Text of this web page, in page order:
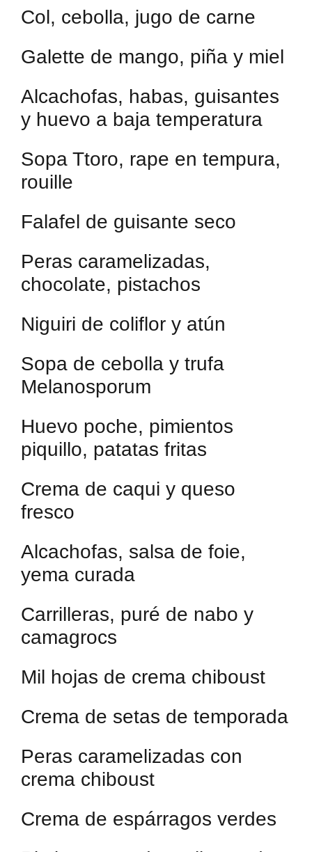
Col, cebolla, jugo de carne
Galette de mango, piña y miel
Alcachofas, habas, guisantes
y huevo a baja temperatura
Sopa Ttoro, rape en tempura,
rouille
Falafel de guisante seco
Peras caramelizadas,
chocolate, pistachos
Niguiri de coliflor y atún
Sopa de cebolla y trufa
Melanosporum
Huevo poche, pimientos
piquillo, patatas fritas
Crema de caqui y queso
fresco
Alcachofas, salsa de foie,
yema curada
Carrilleras, puré de nabo y
camagrocs
Mil hojas de crema chiboust
Crema de setas de temporada
Peras caramelizadas con
crema chiboust
Crema de espárragos verdes